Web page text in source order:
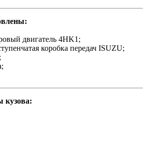
двигатель 4HK1;
коробка передач ISUZU;
кузова: